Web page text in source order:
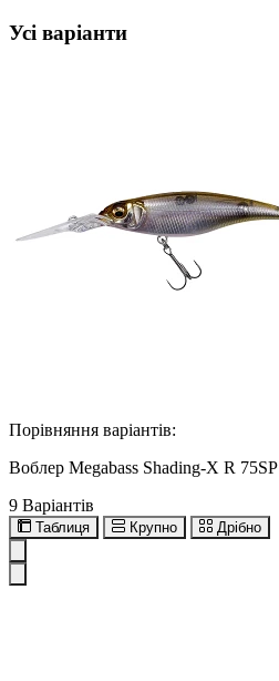
Усі варіанти
Порівняння варіантів:
Воблер Megabass Shading-X R 75SP
9 Варіантів
Таблиця Крупно Дрібно